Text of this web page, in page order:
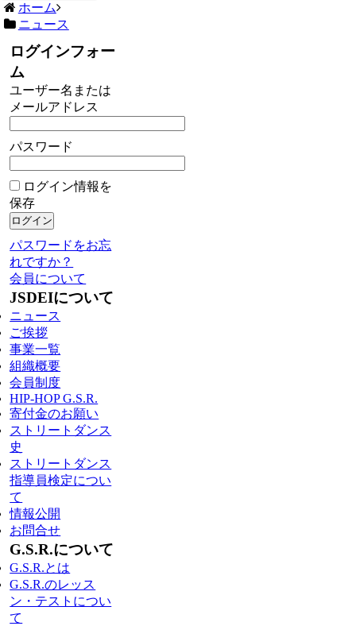
ホーム
ニュース
ログインフォー
ム
ユーザー名または
メールアドレス
パスワード
ログイン情報を
保存
パスワードをお忘
れですか？
会員について
JSDEIについて
ニュース
ご挨拶
事業一覧
組織概要
会員制度
HIP-HOP G.S.R.
寄付金のお願い
ストリートダンス
史
ストリートダンス
指導員検定につい
て
情報公開
お問合せ
G.S.R.について
G.S.R.とは
G.S.R.のレッス
ン・テストについ
て